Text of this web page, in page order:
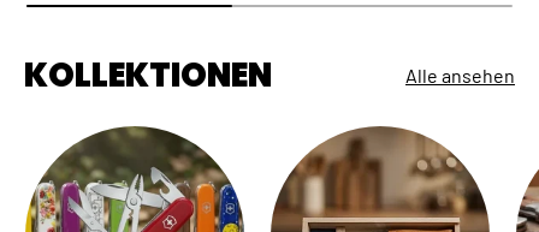
KOLLEKTIONEN Alle ansehen